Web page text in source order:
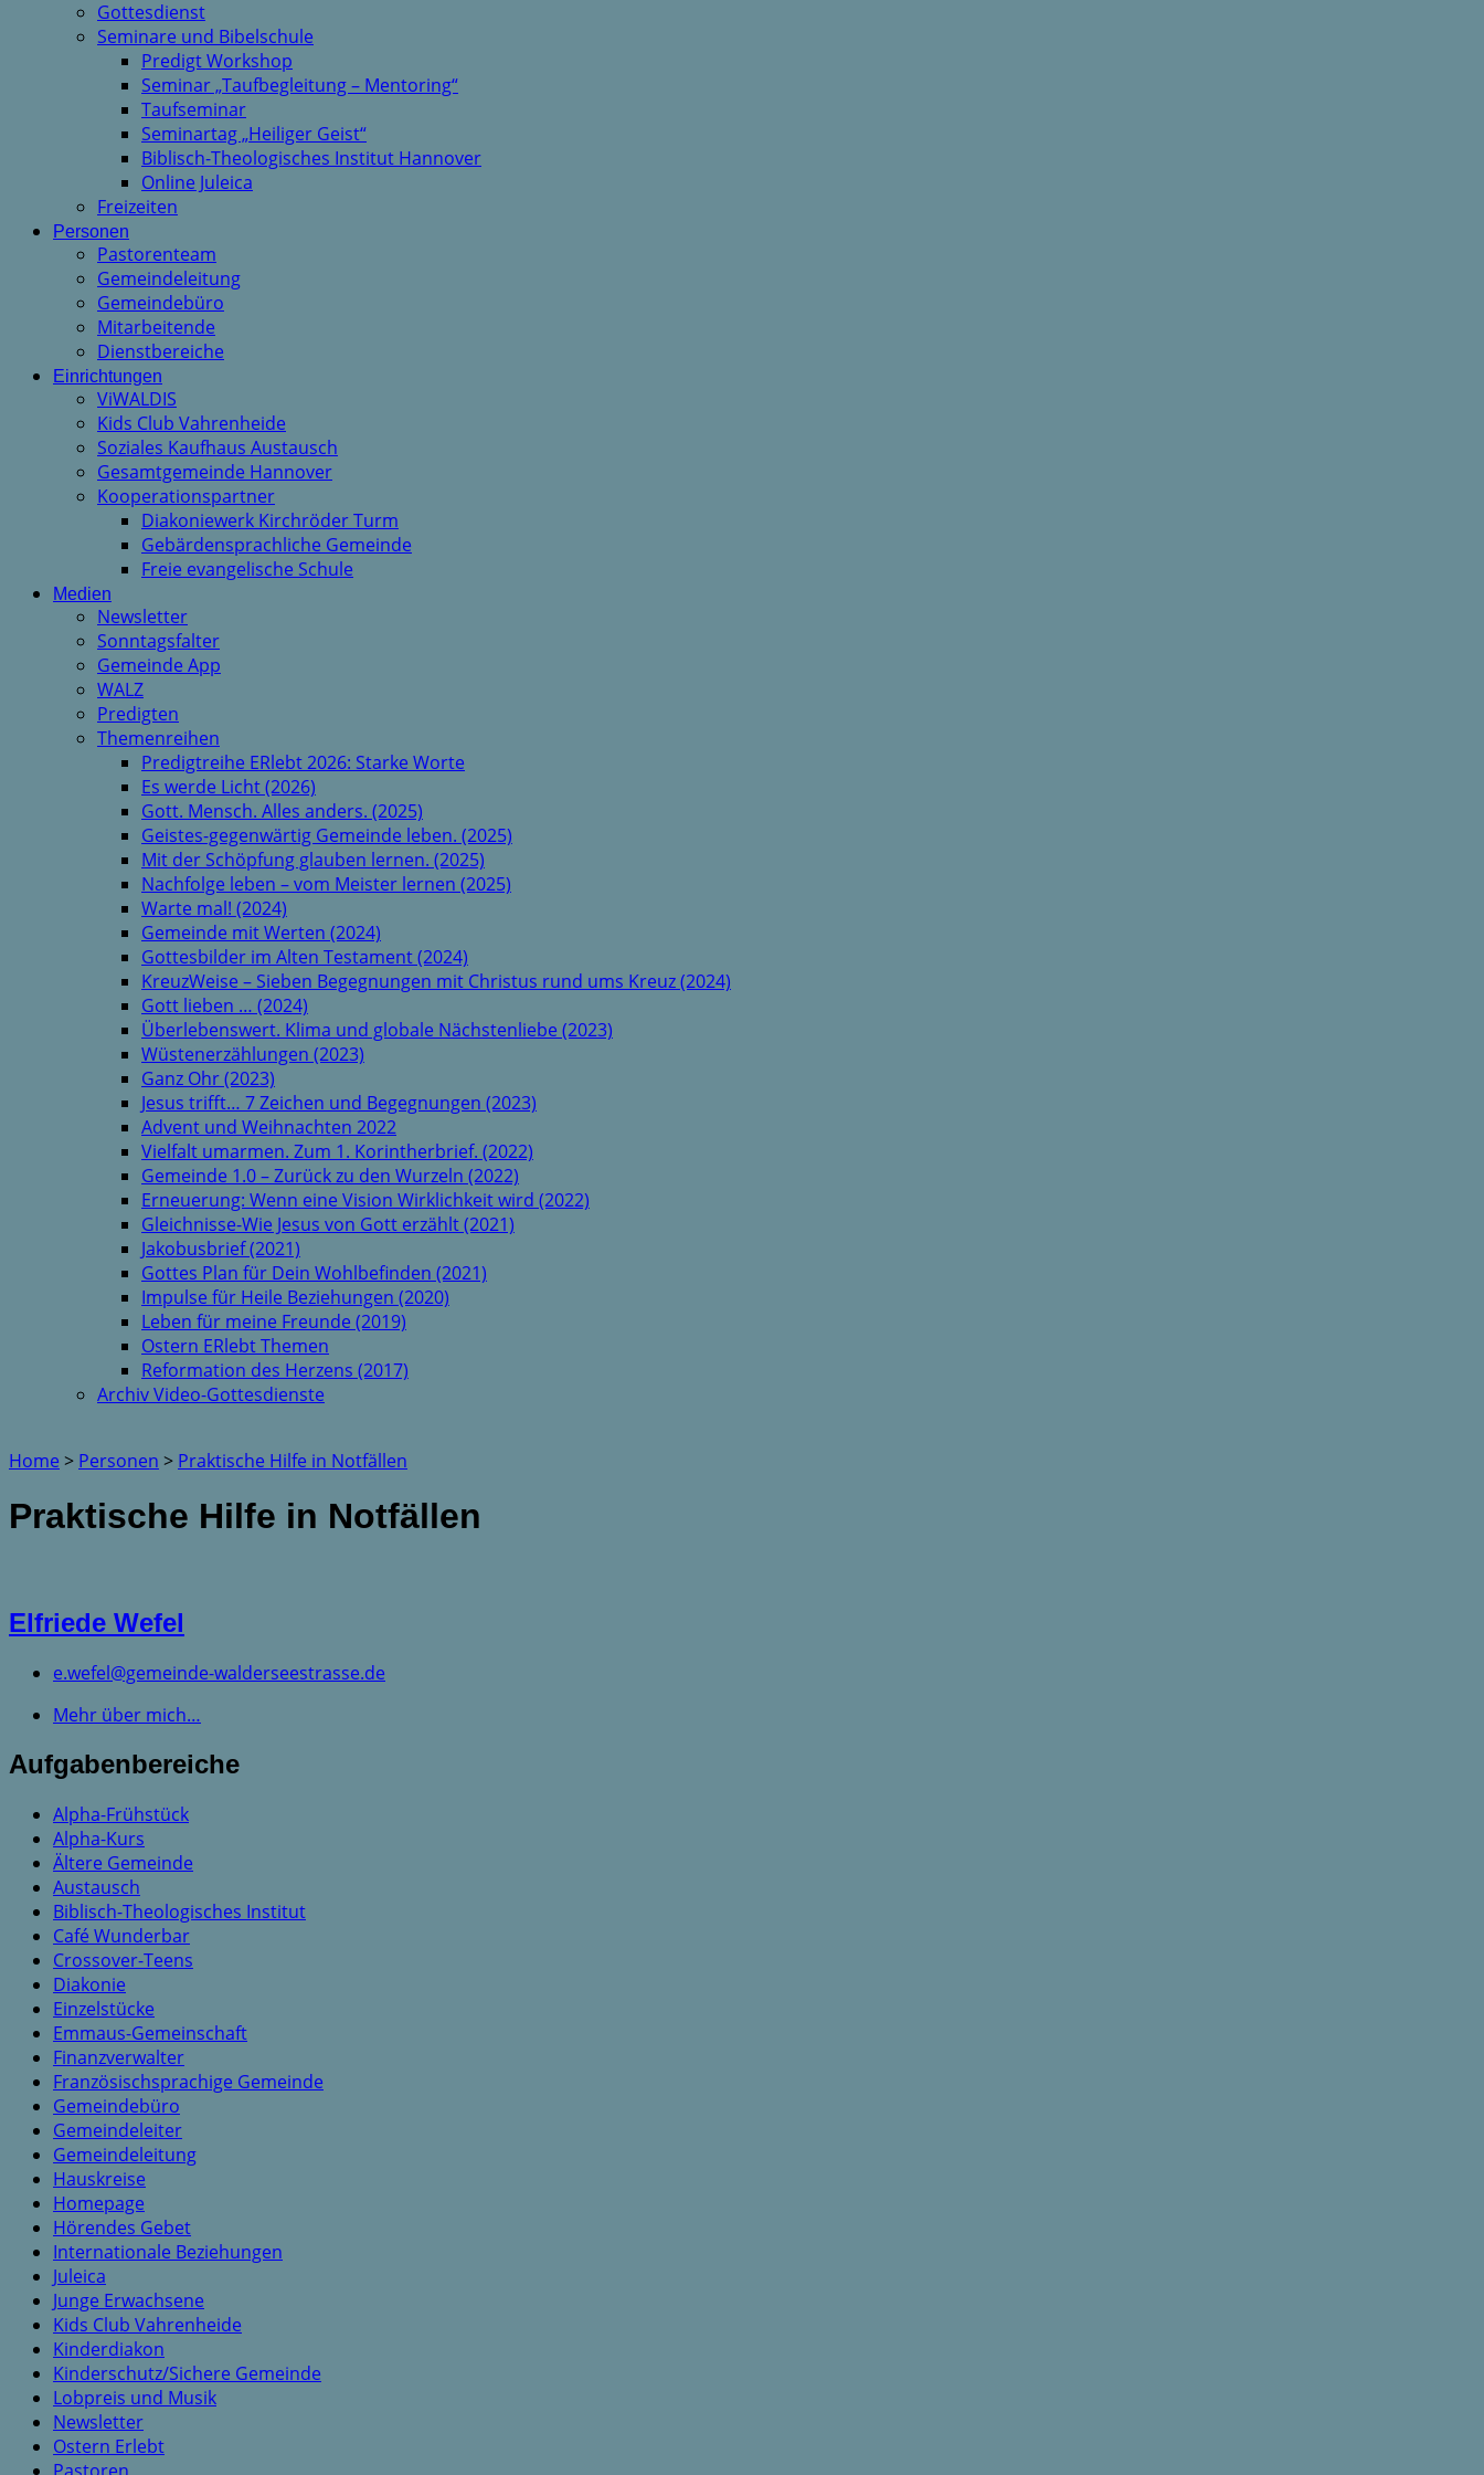
Gottesdienst
Seminare und Bibelschule
Predigt Workshop
Seminar „Taufbegleitung – Mentoring“
Taufseminar
Seminartag „Heiliger Geist“
Biblisch-Theologisches Institut Hannover
Online Juleica
Freizeiten
Personen
Pastorenteam
Gemeindeleitung
Gemeindebüro
Mitarbeitende
Dienstbereiche
Einrichtungen
ViWALDIS
Kids Club Vahrenheide
Soziales Kaufhaus Austausch
Gesamtgemeinde Hannover
Kooperationspartner
Diakoniewerk Kirchröder Turm
Gebärdensprachliche Gemeinde
Freie evangelische Schule
Medien
Newsletter
Sonntagsfalter
Gemeinde App
WALZ
Predigten
Themenreihen
Predigtreihe ERlebt 2026: Starke Worte
Es werde Licht (2026)
Gott. Mensch. Alles anders. (2025)
Geistes-gegenwärtig Gemeinde leben. (2025)
Mit der Schöpfung glauben lernen. (2025)
Nachfolge leben – vom Meister lernen (2025)
Warte mal! (2024)
Gemeinde mit Werten (2024)
Gottesbilder im Alten Testament (2024)
KreuzWeise – Sieben Begegnungen mit Christus rund ums Kreuz (2024)
Gott lieben … (2024)
Überlebenswert. Klima und globale Nächstenliebe (2023)
Wüstenerzählungen (2023)
Ganz Ohr (2023)
Jesus trifft… 7 Zeichen und Begegnungen (2023)
Advent und Weihnachten 2022
Vielfalt umarmen. Zum 1. Korintherbrief. (2022)
Gemeinde 1.0 – Zurück zu den Wurzeln (2022)
Erneuerung: Wenn eine Vision Wirklichkeit wird (2022)
Gleichnisse-Wie Jesus von Gott erzählt (2021)
Jakobusbrief (2021)
Gottes Plan für Dein Wohlbefinden (2021)
Impulse für Heile Beziehungen (2020)
Leben für meine Freunde (2019)
Ostern ERlebt Themen
Reformation des Herzens (2017)
Archiv Video-Gottesdienste
Home > Personen > Praktische Hilfe in Notfällen
Praktische Hilfe in Notfällen
Elfriede Wefel
e.wefel@gemeinde-walderseestrasse.de
Mehr über mich…
Aufgabenbereiche
Alpha-Frühstück
Alpha-Kurs
Ältere Gemeinde
Austausch
Biblisch-Theologisches Institut
Café Wunderbar
Crossover-Teens
Diakonie
Einzelstücke
Emmaus-Gemeinschaft
Finanzverwalter
Französischsprachige Gemeinde
Gemeindebüro
Gemeindeleiter
Gemeindeleitung
Hauskreise
Homepage
Hörendes Gebet
Internationale Beziehungen
Juleica
Junge Erwachsene
Kids Club Vahrenheide
Kinderdiakon
Kinderschutz/Sichere Gemeinde
Lobpreis und Musik
Newsletter
Ostern Erlebt
Pastoren